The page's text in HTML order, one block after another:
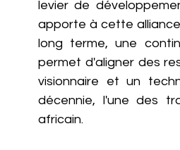
levier de
apporte à cette
long terme, une
permet d'aligner des
visionnaire et un
décennie, l'une des
africain.